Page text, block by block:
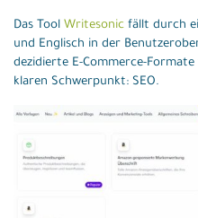
Das Tool Writesonic fällt durch
und Englisch in der
dezidierte E-Commerce-
klaren Schwerpunkt: SEO.